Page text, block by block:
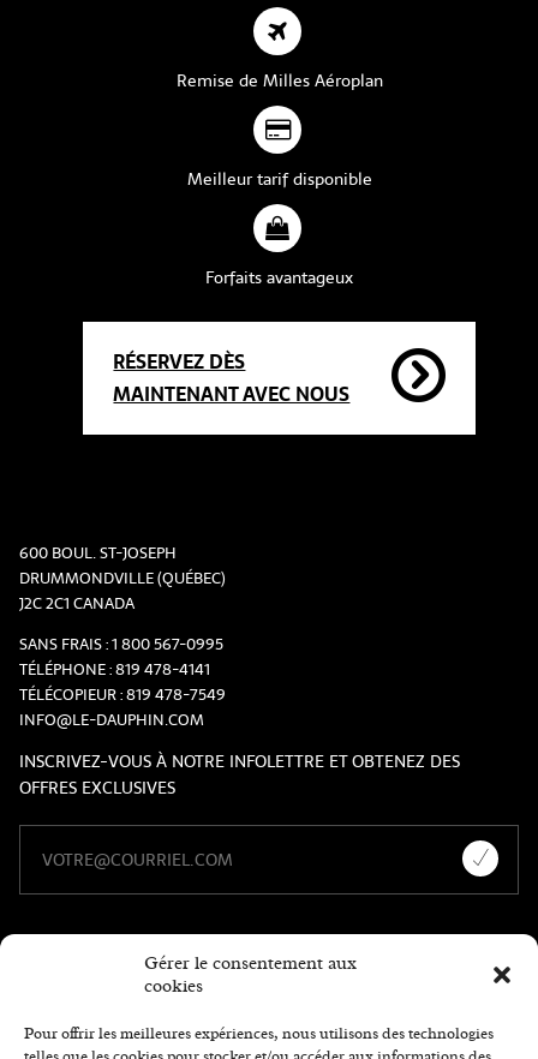
Gérer le consentement aux
cookies
Pour offrir les meilleures expériences, nous utilisons des technologies
Remise de Milles Aéroplan
Meilleur tarif disponible
Forfaits avantageux
RÉSERVEZ DÈS
MAINTENANT AVEC NOUS
600 BOUL. ST-JOSEPH
DRUMMONDVILLE (QUÉBEC)
J2C 2C1 CANADA
SANS FRAIS :1 800 567-0995
TÉLÉPHONE :819 478-4141
TÉLÉCOPIEUR :819 478-7549
INFO@LE-DAUPHIN.COM
INSCRIVEZ-VOUS À NOTRE INFOLETTRE ET OBTENEZ DES
OFFRES EXCLUSIVES